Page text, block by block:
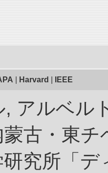
Harvard IEEE
, アルベル
古・東チ
研究所「